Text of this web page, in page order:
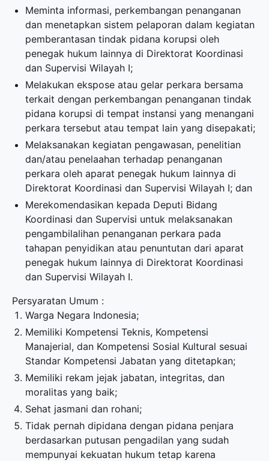
Meminta informasi, perkembangan penanganan
dan menetapkan sistem pelaporan dalam kegiatan
pemberantasan tindak pidana korupsi oleh
penegak hukum lainnya di Direktorat Koordinasi
dan Supervisi Wilayah I;
Melakukan ekspose atau gelar perkara bersama
terkait dengan perkembangan penanganan tindak
pidana korupsi di tempat instansi yang menangani
perkara tersebut atau tempat lain yang disepakati;
Melaksanakan kegiatan pengawasan, penelitian
dan/atau penelaahan terhadap penanganan
perkara oleh aparat penegak hukum lainnya di
Direktorat Koordinasi dan Supervisi Wilayah I; dan
Merekomendasikan kepada Deputi Bidang
Koordinasi dan Supervisi untuk melaksanakan
pengambilalihan penanganan perkara pada
tahapan penyidikan atau penuntutan dari aparat
penegak hukum lainnya di Direktorat Koordinasi
dan Supervisi Wilayah I.
Persyaratan Umum :
Warga Negara Indonesia;
Memiliki Kompetensi Teknis, Kompetensi
Manajerial, dan Kompetensi Sosial Kultural sesuai
Standar Kompetensi Jabatan yang ditetapkan;
Memiliki rekam jejak jabatan, integritas, dan
moralitas yang baik;
Sehat jasmani dan rohani;
Tidak pernah dipidana dengan pidana penjara
berdasarkan putusan pengadilan yang sudah
mempunyai kekuatan hukum tetap karena